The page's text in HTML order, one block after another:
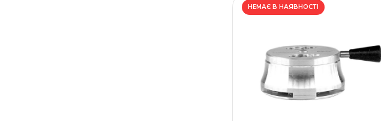
НЕМАЄ В НАЯВНОСТІ